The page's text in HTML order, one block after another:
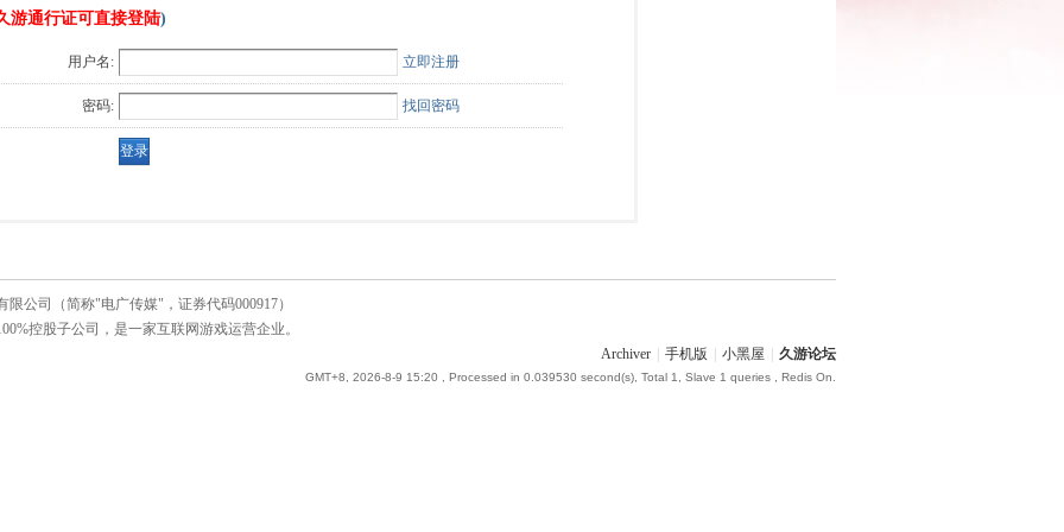
游通行证可直接登陆)
用户名: 立即注册
密码: 找回密码
公司（简称"电广传媒"，证券代码000917）
控股子公司，是一家互联网游戏运营企业。
Archiver
手机版 小黑屋 久游论坛
GMT+8, 2026-8-9 15:20 , Processed in 0.039530 second(s), Total 1, Slave 1 queries , Redis On.